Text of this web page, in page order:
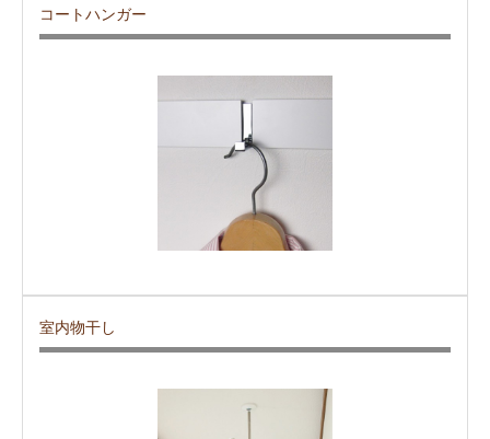
コートハンガー
室内物干し